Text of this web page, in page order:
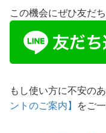
この機会にぜひ友だ
もし使い方に不安の
ントのご案内】 をご